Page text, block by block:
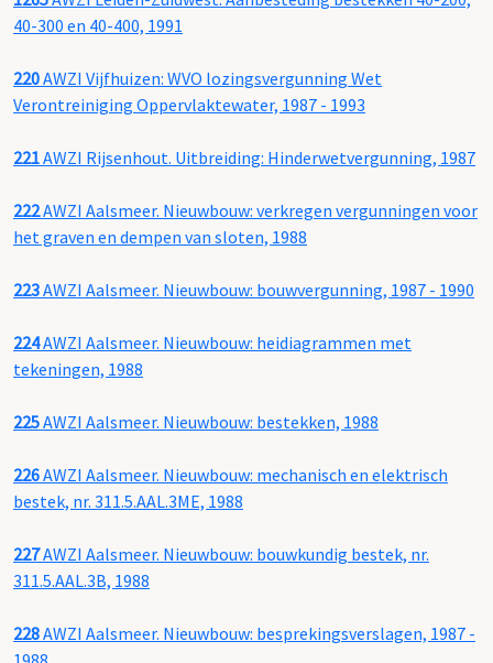
40-300 en 40-400, 1991
220AWZI Vijfhuizen: WVO lozingsvergunning Wet
Verontreiniging Oppervlaktewater, 1987 - 1993
221AWZI Rijsenhout. Uitbreiding: Hinderwetvergunning, 1987
222AWZI Aalsmeer. Nieuwbouw: verkregen vergunningen voor
het graven en dempen van sloten, 1988
223AWZI Aalsmeer. Nieuwbouw: bouwvergunning, 1987 - 1990
224AWZI Aalsmeer. Nieuwbouw: heidiagrammen met
tekeningen, 1988
225AWZI Aalsmeer. Nieuwbouw: bestekken, 1988
226AWZI Aalsmeer. Nieuwbouw: mechanisch en elektrisch
bestek, nr. 311.5.AAL.3ME, 1988
227AWZI Aalsmeer. Nieuwbouw: bouwkundig bestek, nr.
311.5.AAL.3B, 1988
228AWZI Aalsmeer. Nieuwbouw: besprekingsverslagen, 1987 -